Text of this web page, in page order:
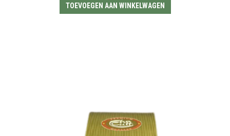
TOEVOEGEN AAN WINKELWAGEN